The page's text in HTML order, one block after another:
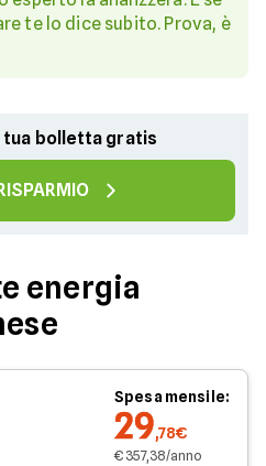
te lo dice subito. Prova, è
tua bolletta gratis
energia
Spesa mensile:
29,78€
€ 357,38/anno